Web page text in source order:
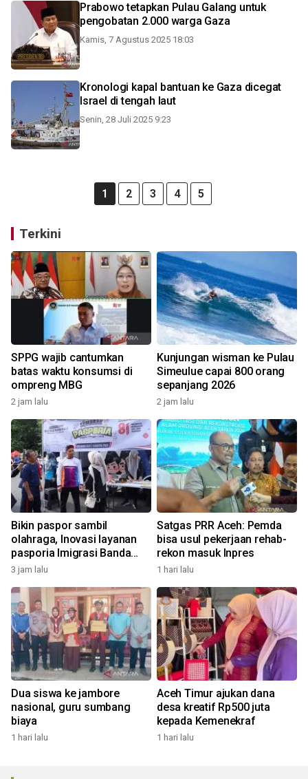
Prabowo tetapkan Pulau Galang untuk
pengobatan 2.000 warga Gaza
Kamis, 7 Agustus 2025 18:03
Kronologi kapal bantuan ke Gaza dicegat
Israel di tengah laut
Senin, 28 Juli 2025 9:23
1 2 3 4 5
Terkini
SPPG wajib cantumkan
batas waktu konsumsi di
ompreng MBG
2 jam lalu
Kunjungan wisman ke Pulau
Simeulue capai 800 orang
sepanjang 2026
2 jam lalu
Bikin paspor sambil
olahraga, Inovasi layanan
pasporia Imigrasi Banda
Aceh buat CFD makin ceria
3 jam lalu
Satgas PRR Aceh: Pemda
bisa usul pekerjaan rehab-
rekon masuk Inpres
1 hari lalu
Dua siswa ke jambore
nasional, guru sumbang
biaya
1 hari lalu
Aceh Timur ajukan dana
desa kreatif Rp500 juta
kepada Kemenekraf
1 hari lalu